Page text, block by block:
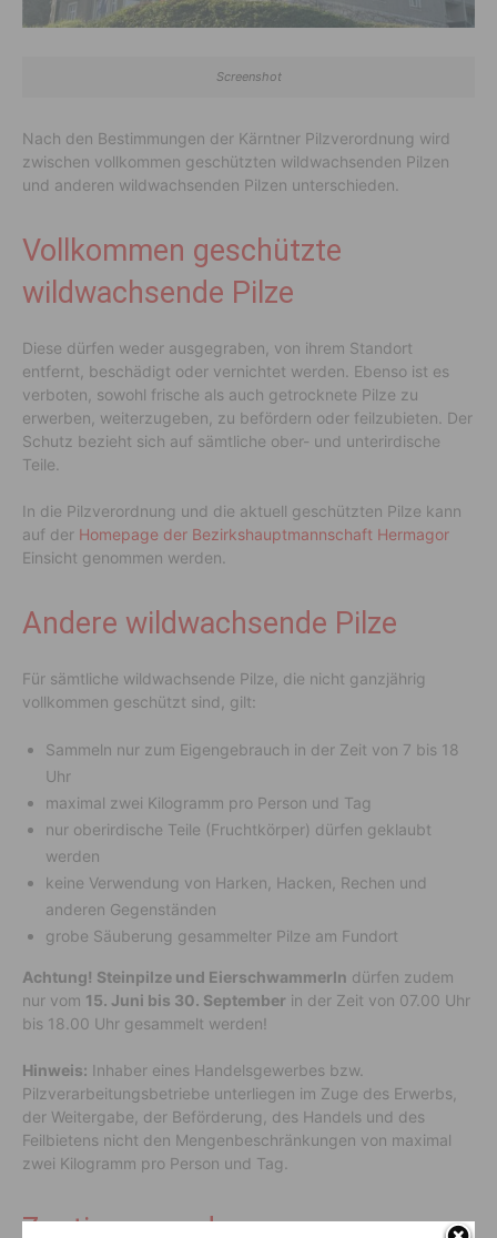
Screenshot
Nach den Bestimmungen der Kärntner Pilzverordnung wird
zwischen vollkommen geschützten wildwachsenden Pilzen
und anderen wildwachsenden Pilzen unterschieden.
Vollkommen geschützte
wildwachsende Pilze
Diese dürfen weder ausgegraben, von ihrem Standort
entfernt, beschädigt oder vernichtet werden. Ebenso ist es
verboten, sowohl frische als auch getrocknete Pilze zu
erwerben, weiterzugeben, zu befördern oder feilzubieten. Der
Schutz bezieht sich auf sämtliche ober- und unterirdische
Teile.
In die Pilzverordnung und die aktuell geschützten Pilze kann
auf der Homepage der Bezirkshauptmannschaft Hermagor
Einsicht genommen werden.
Andere wildwachsende Pilze
Für sämtliche wildwachsende Pilze, die nicht ganzjährig
vollkommen geschützt sind, gilt:
Sammeln nur zum Eigengebrauch in der Zeit von 7 bis 18
Uhr
maximal zwei Kilogramm pro Person und Tag
nur oberirdische Teile (Fruchtkörper) dürfen geklaubt
werden
keine Verwendung von Harken, Hacken, Rechen und
anderen Gegenständen
grobe Säuberung gesammelter Pilze am Fundort
Achtung! Steinpilze und Eierschwammerln dürfen zudem
nur vom 15. Juni bis 30. September in der Zeit von 07.00 Uhr
bis 18.00 Uhr gesammelt werden!
Hinweis: Inhaber eines Handelsgewerbes bzw.
Pilzverarbeitungsbetriebe unterliegen im Zuge des Erwerbs,
der Weitergabe, der Beförderung, des Handels und des
Feilbietens nicht den Mengenbeschränkungen von maximal
zwei Kilogramm pro Person und Tag.
Zustimmung des